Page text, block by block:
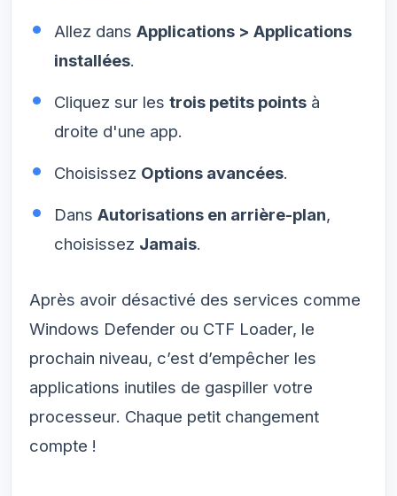
Allez dans Applications > Applications
installées.
Cliquez sur les trois petits points à
droite d'une app.
Choisissez Options avancées.
Dans Autorisations en arrière-plan,
choisissez Jamais.
Après avoir désactivé des services comme
Windows Defender ou CTF Loader, le
prochain niveau, c’est d’empêcher les
applications inutiles de gaspiller votre
processeur. Chaque petit changement
compte !